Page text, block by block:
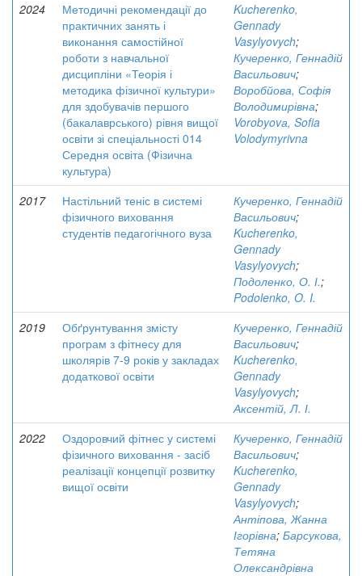
2024
Методичні рекомендації до
практичних занять і
виконання самостійної
роботи з навчальної
дисципліни «Теорія і
методика фізичної культури»
для здобувачів першого
(бакалаврського) рівня вищої
освіти зі спеціальності 014
Середня освіта (Фізична
культура)
Kucherenko,
Gennady
Vasylyovych;
Кучеренко, Геннадій
Васильович;
Воробйова, Софія
Володимирівна;
Vorobyovа, Sofia
Volodymyrivna
2017
Настільний теніс в системі
фізичного виховання
студентів педагогічного вуза
Кучеренко, Геннадій
Васильович;
Kucherenko,
Gennady
Vasylyovych;
Подоленко, О. І.;
Podolenko, O. I.
2019
Обґрунтування змісту
програм з фітнесу для
школярів 7-9 років у закладах
додаткової освіти
Кучеренко, Геннадій
Васильович;
Kucherenko,
Gennady
Vasylyovych;
Аксентій, Л. І.
2022
Оздоровчий фітнес у системі
фізичного виховання - засіб
реалізації концепції розвитку
вищої освіти
Кучеренко, Геннадій
Васильович;
Kucherenko,
Gennady
Vasylyovych;
Антіпова, Жанна
Ігорівна; Барсукова,
Тетяна
Олександрівна